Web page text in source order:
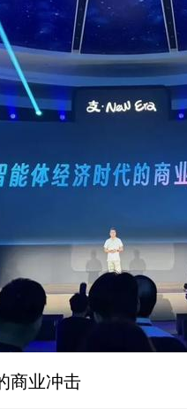
商业冲击